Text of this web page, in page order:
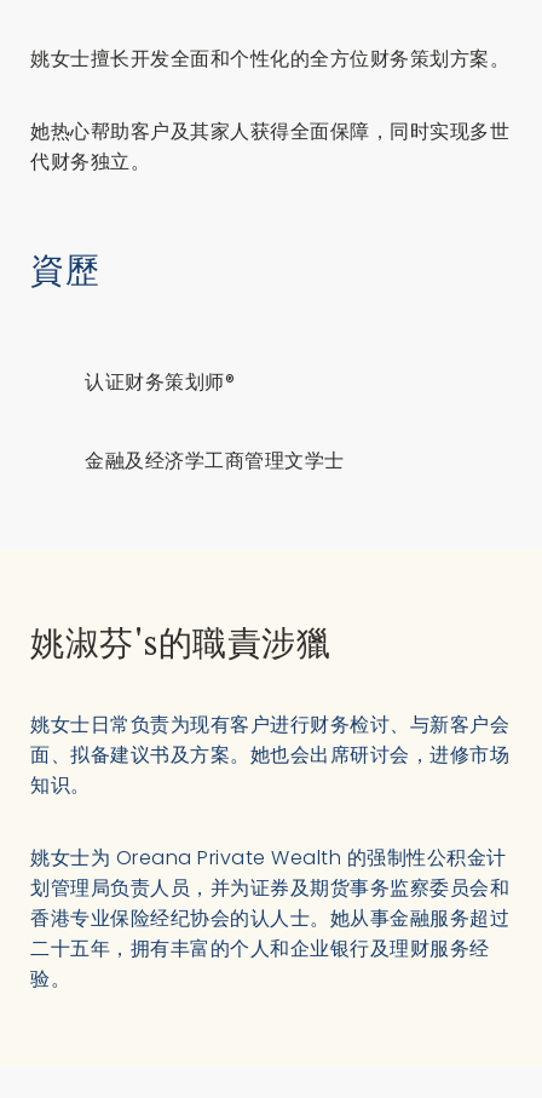
姚女士擅长开发全面和个性化的全方位财务策划方案。
她热心帮助客户及其家人获得全面保障，同时实现多世
代财务独立。
資歷
认证财务策划师®
金融及经济学工商管理文学士
姚淑芬's的職責涉獵
姚女士日常负责为现有客户进行财务检讨、与新客户会
面、拟备建议书及方案。她也会出席研讨会，进修市场
知识。
姚女士为 Oreana Private Wealth 的强制性公积金计
划管理局负责人员，并为证券及期货事务监察委员会和
香港专业保险经纪协会的认人士。她从事金融服务超过
二十五年，拥有丰富的个人和企业银行及理财服务经
验。